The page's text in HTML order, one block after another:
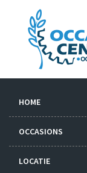
HOME
OCCASIONS
LOCATIE